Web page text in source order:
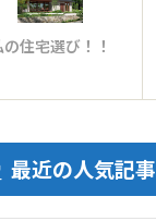
住宅選び！！
最近の人気記事